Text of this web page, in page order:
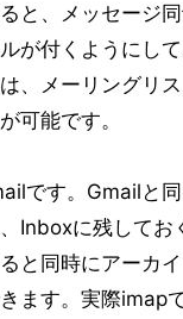
と、メッセージ
が付くようにし
、メーリングリ
可能です。
です。Gmailと
Inboxに残して
と同時にアーカ
ます。実際imap